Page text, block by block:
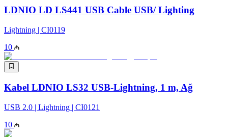
LDNIO LD LS441 USB Cable USB/ Lighting
Lightning | CI0119
10
Kabel LDNIO LS32 USB-Lightning, 1 m, Ağ
USB 2.0 | Lightning | CI0121
10